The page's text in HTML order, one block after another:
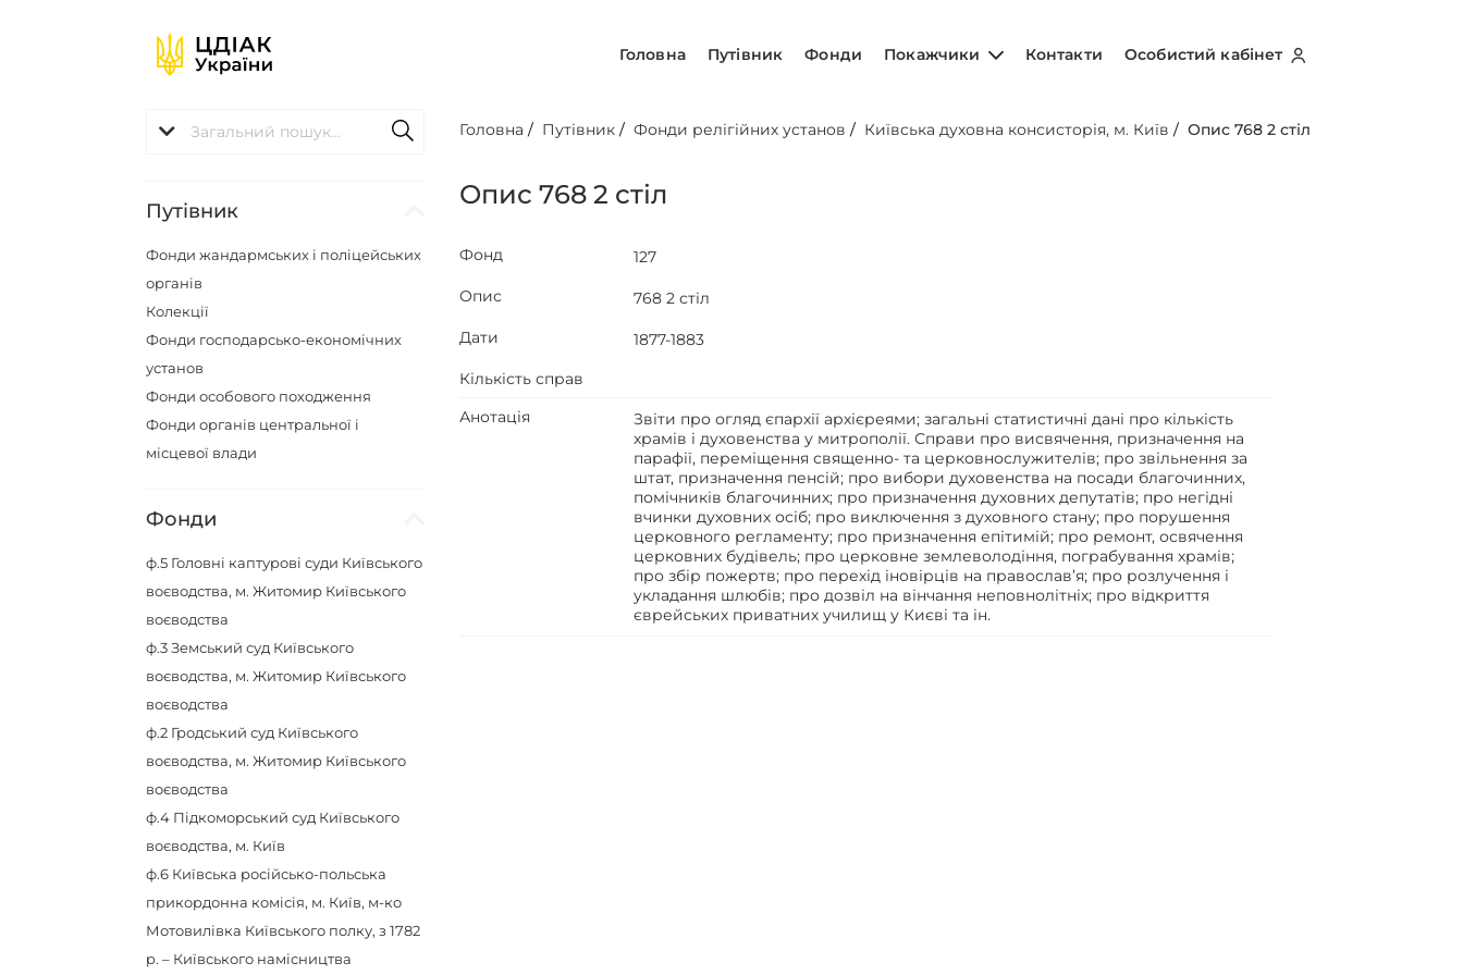
Головна Путівник Фонди Покажчики Контакти Особистий кабінет
Путівник
Фонди жандармських і поліцейських
органів
Колекції
Фонди господарсько-економічних
установ
Фонди особового походження
Фонди органів центральної і
місцевої влади
Фонди
ф.5 Головні каптурові суди Київського
воєводства, м. Житомир Київського
воєводства
ф.3Земський суд Київського
воєводства, м. Житомир Київського
воєводства
ф.2 Гродський суд Київського
воєводства, м. Житомир Київського
воєводства
ф.4 Підкоморський суд Київського
воєводства, м. Київ
ф.6 Київська російсько-польська
прикордонна комісія, м. Київ, м-ко
Мотовилівка Київського полку, з 1782
р. – Київського намісництва
Головна / Путівник /Фонди релігійних установ / Київська духовна консисторія, м. Київ /Опис 768 2 стіл
Опис 768 2 стіл
Фонд
127
Опис
768 2 стіл
Дати
1877-1883
Кількість справ
Анотація
Звіти про огляд єпархії архієреями; загальні статистичні дані про кількість
храмів і духовенства у митрополії. Справи про висвячення, призначення на
парафії, переміщення священно- та церковнослужителів; про звільнення за
штат, призначення пенсій; про вибори духовенства на посади благочинних,
помічників благочинних; про призначення духовних депутатів; про негідні
вчинки духовних осіб; про виключення з духовного стану; про порушення
церковного регламенту; про призначення епітимій; про ремонт, освячення
церковних будівель; про церковне землеволодіння, пограбування храмів;
про збір пожертв; про перехід іновірців на православ’я; про розлучення і
укладання шлюбів; про дозвіл на вінчання неповнолітніх; про відкриття
єврейських приватних училищ у Києві та ін.